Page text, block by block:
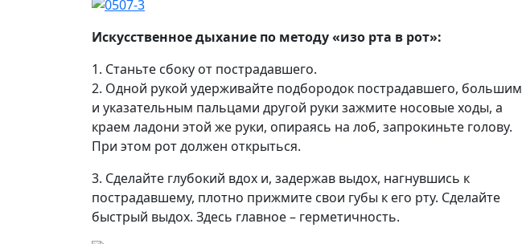
Искусственное дыхание по методу «изо рта в рот»:
1. Станьте сбоку от пострадавшего.
2. Одной рукой удерживайте подбородок пострадавшего, большим
и указательным пальцами другой руки зажмите носовые ходы, а
краем ладони этой же руки, опираясь на лоб, запрокиньте голову.
При этом рот должен открыться.
3. Сделайте глубокий вдох и, задержав выдох, нагнувшись к
пострадавшему, плотно прижмите свои губы к его рту. Сделайте
быстрый выдох. Здесь главное – герметичность.